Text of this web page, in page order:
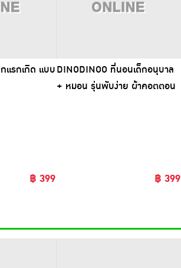
แรกเกิด แบบ
฿ 399
DINODINOO ที่นอนเด็กอนุบาล
+ หมอน รุ่นพับง่าย ผ้าคอตตอน
฿ 399